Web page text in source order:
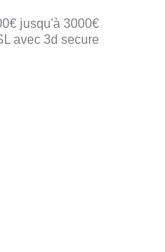
jusqu'à 3000€
avec 3d secure